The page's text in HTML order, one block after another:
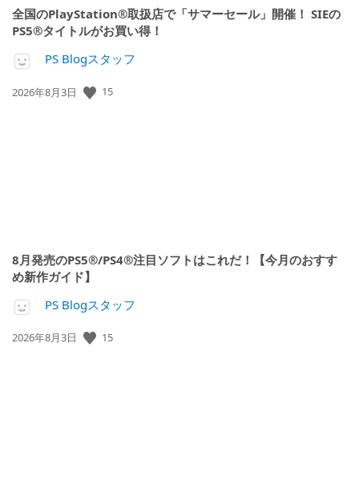
全国のPlayStation®取扱店で「サマーセール」開催！ SIEの
PS5®タイトルがお買い得！
PS Blogスタッフ
公
2026年8月3日 15
8月発売のPS5®/PS4®注目ソフトはこれだ！【今月のおすす
め新作ガイド】
PS Blogスタッフ
公
2026年8月3日 15